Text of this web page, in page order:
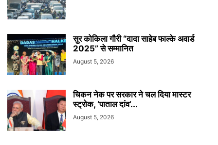
सुर कोकिला गौरी “दादा साहेब फाल्के अवार्ड
2025” से सम्मानित
August 5, 2026
चिकन नेक पर सरकार ने चल दिया मास्टर
स्ट्रोक, ‘पाताल दांव’...
August 5, 2026